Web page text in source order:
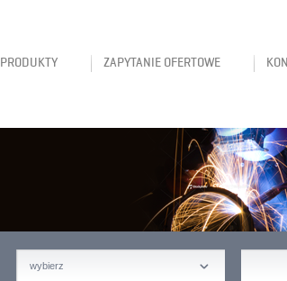
PRODUKTY ZAPYTANIE OFERTOWE
wybierz